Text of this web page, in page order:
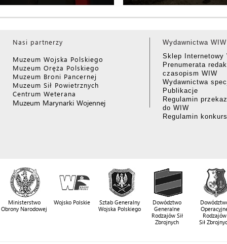
Nasi partnerzy
Muzeum Wojska Polskiego
Muzeum Oręża Polskiego
Muzeum Broni Pancernej
Muzeum Sił Powietrznych
Centrum Weterana
Muzeum Marynarki Wojennej
Wydawnictwa WIW
Sklep Internetowy
Prenumerata
czasopism WIW
Wydawnictwa
Publikacje
Regulamin
do WIW
Regulamin
Ministerstwo
Obrony Narodowej
Wojsko Polskie
Sztab Generalny
Wojska Polskiego
Dowództwo
Generalne
Rodzajów Sił
Zbrojnych
Rodzajów
Sił